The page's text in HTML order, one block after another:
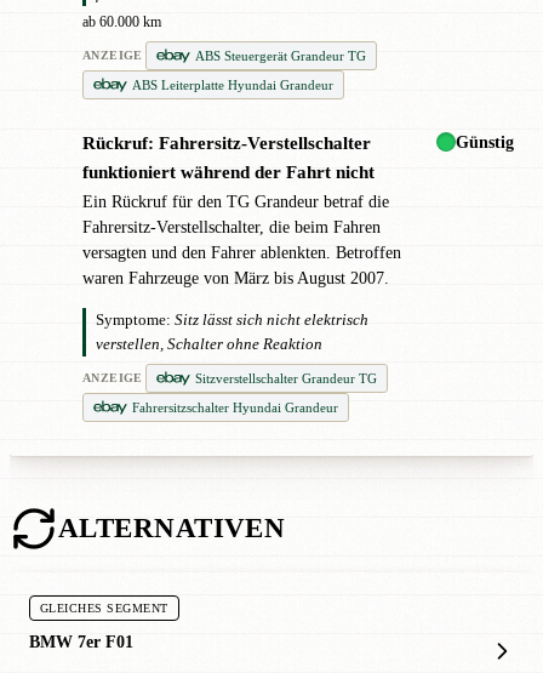
ab 60.000 km
ANZEIGE
ABS Steuergerät Grandeur TG
ABS Leiterplatte Hyundai Grandeur
Rückruf: Fahrersitz-Verstellschalter
funktioniert während der Fahrt nicht
Ein Rückruf für den TG Grandeur betraf die
Fahrersitz-Verstellschalter, die beim Fahren
versagten und den Fahrer ablenkten. Betroffen
waren Fahrzeuge von März bis August 2007.
Symptome: Sitz lässt sich nicht elektrisch
verstellen, Schalter ohne Reaktion
ANZEIGE
Sitzverstellschalter Grandeur TG
Fahrersitzschalter Hyundai Grandeur
Günstig
ALTERNATIVEN
GLEICHES SEGMENT
BMW 7er F01